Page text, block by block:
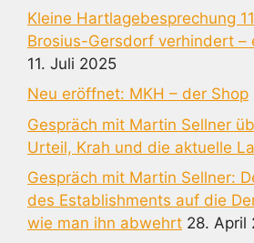
Kleine Hartlagebesprechung
Brosius-Gersdorf verhindert –
11. Juli 2025
Neu eröffnet: MKH – der Shop
Gespräch mit Martin Sellner
Urteil, Krah und die aktuelle
Gespräch mit Martin Sellner:
des Establishments auf die
wie man ihn abwehrt 28. April